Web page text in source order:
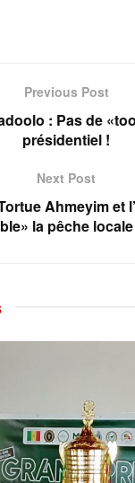
Previous Post
: Pas de
présidentiel !
Next Post
Ahmeyim et
la pêche